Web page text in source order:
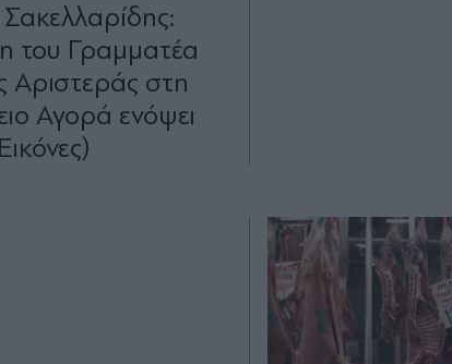
του Γραμματέα
Αριστεράς στη
Αγορά ενόψει